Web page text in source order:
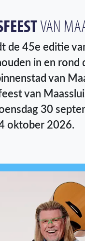
VAN
de 45e editie
in en rond
van
van
30
oktober 2026.